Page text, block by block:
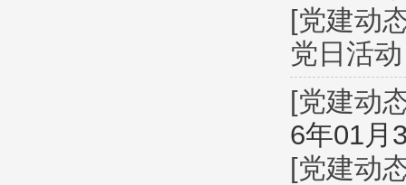
[党建动
党日活动
[党建动
6年01月
[党建动